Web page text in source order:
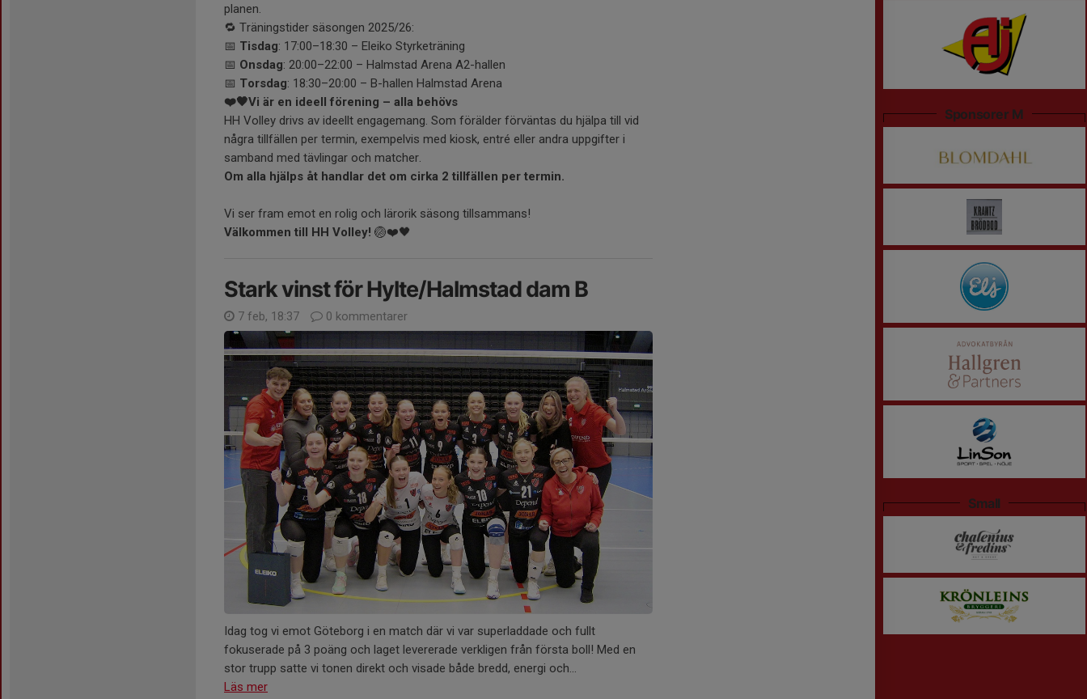
planen.
🔁 Träningstider säsongen 2025/26:
📅 Tisdag: 17:00–18:30 – Eleiko Styrketräning
📅 Onsdag: 20:00–22:00 – Halmstad Arena A2-hallen
📅 Torsdag: 18:30–20:00 – B-hallen Halmstad Arena
❤️🖤Vi är en ideell förening – alla behövs
HH Volley drivs av ideellt engagemang. Som förälder förväntas du hjälpa till vid
några tillfällen per termin, exempelvis med kiosk, entré eller andra uppgifter i
samband med tävlingar och matcher.
Om alla hjälps åt handlar det om cirka 2 tillfällen per termin.
Vi ser fram emot en rolig och lärorik säsong tillsammans!
Välkommen till HH Volley! 🏐❤️🖤
Stark vinst för Hylte/Halmstad dam B
7 feb, 18:37 0 kommentarer
Idag tog vi emot Göteborg i en match där vi var superladdade och fullt
fokuserade på 3 poäng och laget levererade verkligen från första boll! Med en
stor trupp satte vi tonen direkt och visade både bredd, energi och...
Läs mer
Sponsorer M
Small